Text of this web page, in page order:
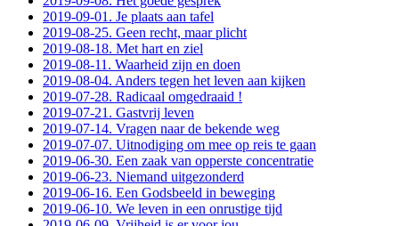
2019-09-01. Je plaats aan tafel
2019-08-25. Geen recht, maar plicht
2019-08-18. Met hart en ziel
2019-08-11. Waarheid zijn en doen
2019-08-04. Anders tegen het leven aan kijken
2019-07-28. Radicaal omgedraaid !
2019-07-21. Gastvrij leven
2019-07-14. Vragen naar de bekende weg
2019-07-07. Uitnodiging om mee op reis te gaan
2019-06-30. Een zaak van opperste concentratie
2019-06-23. Niemand uitgezonderd
2019-06-16. Een Godsbeeld in beweging
2019-06-10. We leven in een onrustige tijd